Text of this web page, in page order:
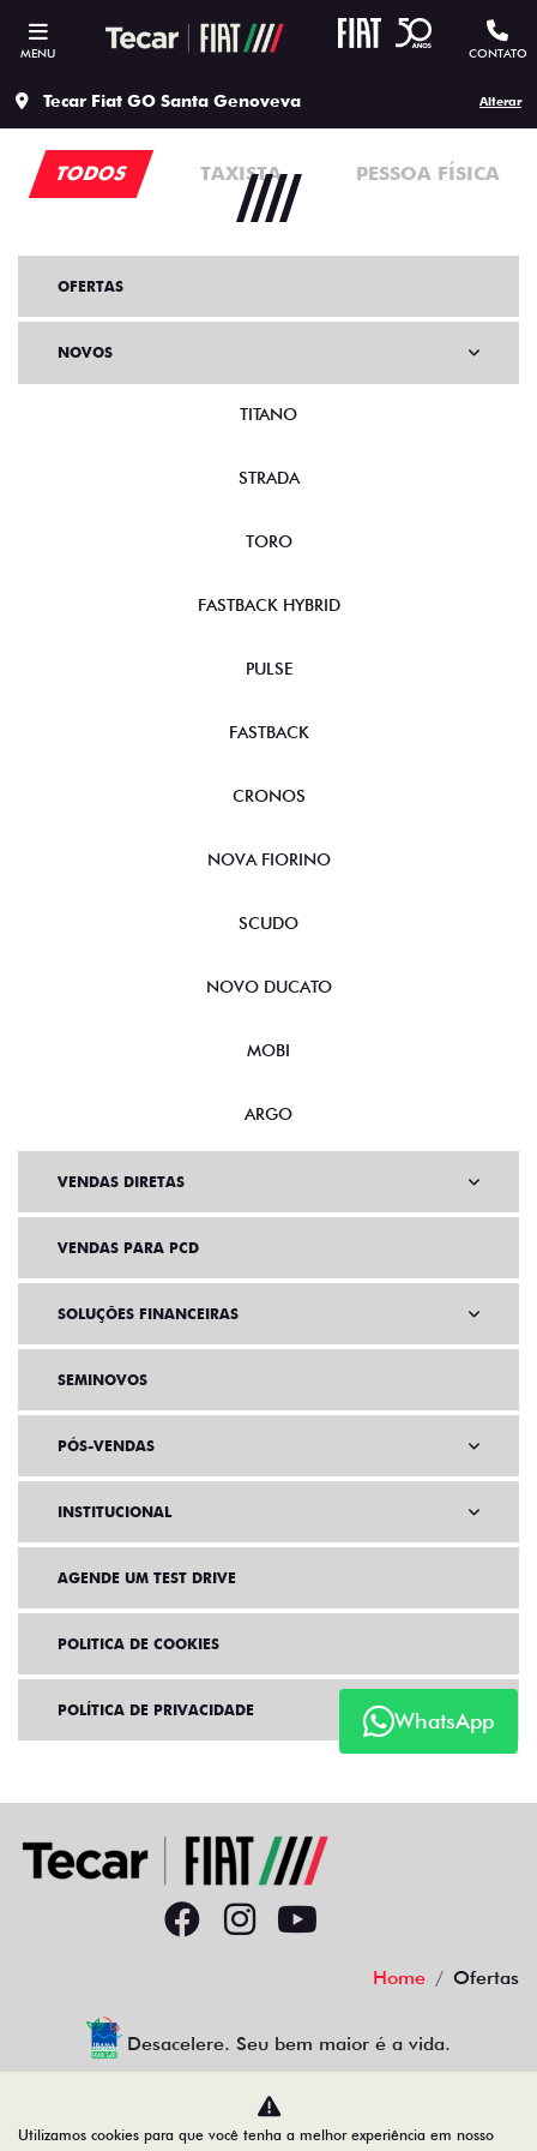
MENU CONTATO
Tecar Fiat GO Santa Genoveva Alterar
TODOS TAXISTA PESSOA FÍSICA
WhatsApp
OFERTAS
NOVOS
TITANO
STRADA
TORO
FASTBACK HYBRID
PULSE
FASTBACK
CRONOS
NOVA FIORINO
SCUDO
NOVO DUCATO
MOBI
ARGO
VENDAS DIRETAS
VENDAS PARA PCD
SOLUÇÕES FINANCEIRAS
SEMINOVOS
PÓS-VENDAS
INSTITUCIONAL
AGENDE UM TEST DRIVE
POLITICA DE COOKIES
POLÍTICA DE PRIVACIDADE
Home Ofertas
Desacelere. Seu bem maior é a vida.
Utilizamos cookies para que você tenha a melhor experiência em nosso